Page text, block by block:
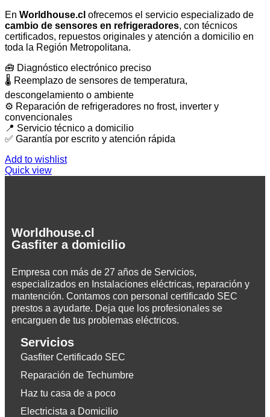
En Worldhouse.cl ofrecemos el servicio especializado de
cambio de sensores en refrigeradores, con técnicos
certificados, repuestos originales y atención a domicilio en
toda la Región Metropolitana.
🧰 Diagnóstico electrónico preciso
🌡️ Reemplazo de sensores de temperatura,
descongelamiento o ambiente
⚙️ Reparación de refrigeradores no frost, inverter y
convencionales
📍 Servicio técnico a domicilio
✅ Garantía por escrito y atención rápida
Add to wishlist
Quick view
Worldhouse.cl
Gasfiter a domicilio
Empresa con más de 27 años de Servicios,
especializados en Instalaciones eléctricas, reparación y
mantención. Contamos con personal certificado SEC
prestos a ayudarte. Deja que los profesionales se
encarguen de tus problemas eléctricos.
Servicios
Gasfiter Certificado SEC
Reparación de Techumbre
Haz tu casa de a poco
Electricista a Domicilio